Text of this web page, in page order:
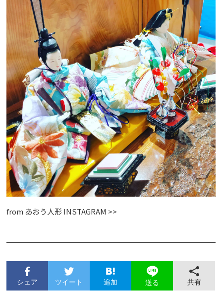
from あおう人形 INSTAGRAM >>
シェア ツイート 追加 送る 共有